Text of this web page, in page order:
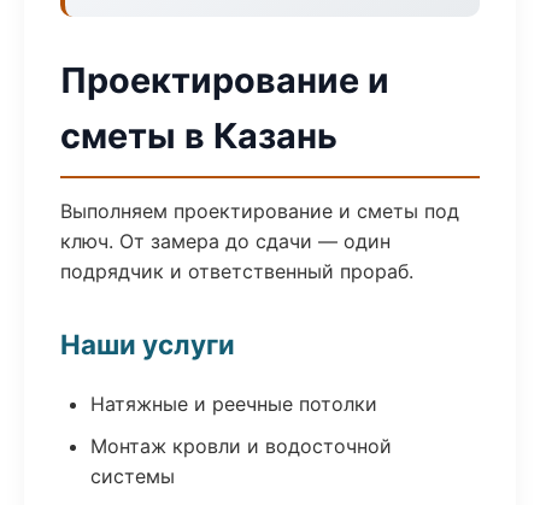
Проектирование и
сметы в Казань
Выполняем проектирование и сметы под
ключ. От замера до сдачи — один
подрядчик и ответственный прораб.
Наши услуги
Натяжные и реечные потолки
Монтаж кровли и водосточной
системы